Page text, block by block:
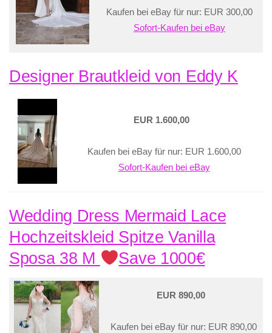
Kaufen bei eBay für nur: EUR 300,00
Sofort-Kaufen bei eBay
Designer Brautkleid von Eddy K
EUR 1.600,00
Kaufen bei eBay für nur: EUR 1.600,00
Sofort-Kaufen bei eBay
Wedding Dress Mermaid Lace
Hochzeitskleid Spitze Vanilla
Sposa 38 M
Save 1000€
EUR 890,00
Kaufen bei eBay für nur: EUR 890,00